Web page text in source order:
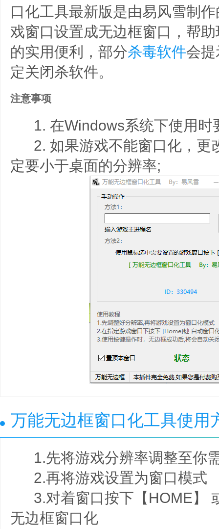
口化工具最新版是由易风雪制
戏窗口设置成无边框窗口，帮
的实用便利，部分杀毒软件会
定关闭杀软件。
注意事项
1. 在Windows系统下使用时
2. 如果游戏不能窗口化，更
定要小于桌面的分辨率;
万能无边框窗口化工具使用
1.先将游戏分辨率调整至你
2.再将游戏设置为窗口模式
3.对着窗口按下【HOME】
无边框窗口化